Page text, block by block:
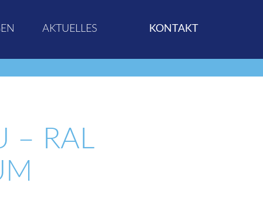
AKTUELLES KONTAKT
– RAL